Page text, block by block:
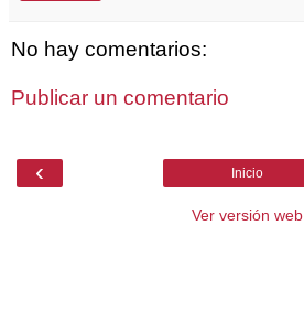
No hay comentarios:
Publicar un comentario
‹ Inicio
Ver versión web